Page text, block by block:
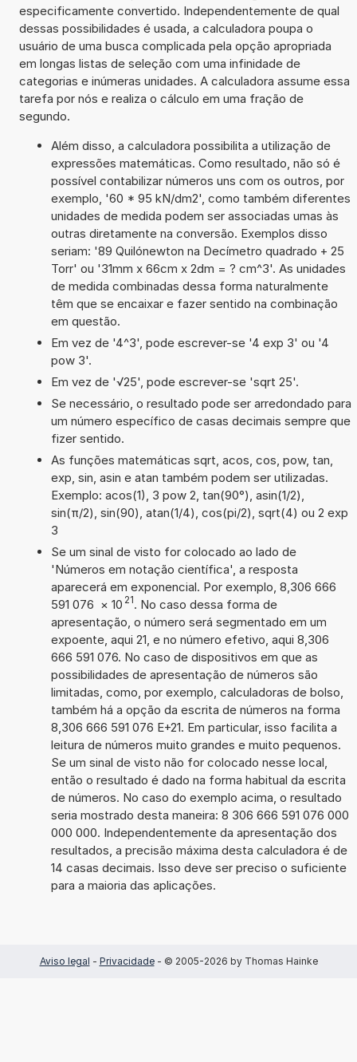
especificamente convertido. Independentemente de qual
dessas possibilidades é usada, a calculadora poupa o
usuário de uma busca complicada pela opção apropriada
em longas listas de seleção com uma infinidade de
categorias e inúmeras unidades. A calculadora assume essa
tarefa por nós e realiza o cálculo em uma fração de
segundo.
Além disso, a calculadora possibilita a utilização de
expressões matemáticas. Como resultado, não só é
possível contabilizar números uns com os outros, por
exemplo, '60 * 95 kN/dm2', como também diferentes
unidades de medida podem ser associadas umas às
outras diretamente na conversão. Exemplos disso
seriam: '89 Quilónewton na Decímetro quadrado + 25
Torr' ou '31mm x 66cm x 2dm = ? cm^3'. As unidades
de medida combinadas dessa forma naturalmente
têm que se encaixar e fazer sentido na combinação
em questão.
Em vez de '4^3', pode escrever-se '4 exp 3' ou '4
pow 3'.
Em vez de '√25', pode escrever-se 'sqrt 25'.
Se necessário, o resultado pode ser arredondado para
um número específico de casas decimais sempre que
fizer sentido.
As funções matemáticas sqrt, acos, cos, pow, tan,
exp, sin, asin e atan também podem ser utilizadas.
Exemplo: acos(1), 3 pow 2, tan(90°), asin(1/2),
sin(π/2), sin(90), atan(1/4), cos(pi/2), sqrt(4) ou 2 exp
3
Se um sinal de visto for colocado ao lado de
'Números em notação científica', a resposta
aparecerá em exponencial. Por exemplo, 8,306 666
591 076 × 10 21. No caso dessa forma de
apresentação, o número será segmentado em um
expoente, aqui 21, e no número efetivo, aqui 8,306
666 591 076. No caso de dispositivos em que as
possibilidades de apresentação de números são
limitadas, como, por exemplo, calculadoras de bolso,
também há a opção da escrita de números na forma
8,306 666 591 076 E+21. Em particular, isso facilita a
leitura de números muito grandes e muito pequenos.
Se um sinal de visto não for colocado nesse local,
então o resultado é dado na forma habitual da escrita
de números. No caso do exemplo acima, o resultado
seria mostrado desta maneira: 8 306 666 591 076 000
000 000. Independentemente da apresentação dos
resultados, a precisão máxima desta calculadora é de
14 casas decimais. Isso deve ser preciso o suficiente
para a maioria das aplicações.
Aviso legal - Privacidade- © 2005-2026 by Thomas Hainke